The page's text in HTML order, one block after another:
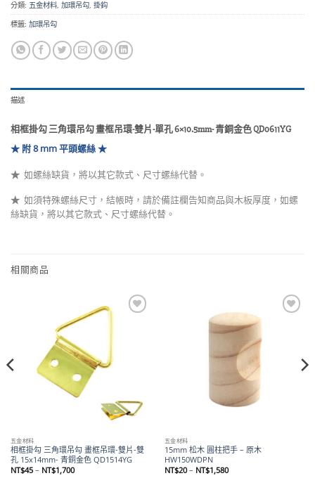
分類: 五金材料, 加環吊勾, 掛鈎
標籤: 加環吊勾
描述
相框掛勾 三角環吊勾 畫框吊環-雙片-單孔 6×10.5mm- 青銅金色 QD0611YG
★ 附 8 mm 平頭螺絲★
★ 如螺絲缺貨，將以其它款式、尺寸螺絲代替。
★ 如須特殊螺絲尺寸，結帳時，請於備註欄告知商品與木板厚度，如螺
絲缺貨，將以其它款式、尺寸螺絲代替。
相關商品
五金材料
相框掛勾 三角環吊勾 畫框吊環-雙片-雙
孔 15x14mm- 青銅金色 QD1514YG
NT$45 – NT$1,700價
五金材料
15mm 松木 圓柱把手 – 原木
HW150WDPN
NT$20 – NT$1,580價